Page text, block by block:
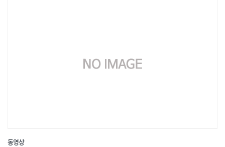
동영상